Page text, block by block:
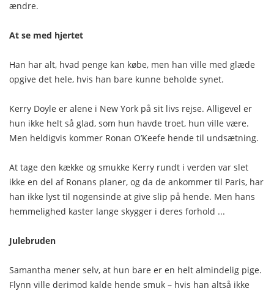
ændre.
At se med hjertet
Han har alt, hvad penge kan købe, men han ville med glæde
opgive det hele, hvis han bare kunne beholde synet.
Kerry Doyle er alene i New York på sit livs rejse. Alligevel er
hun ikke helt så glad, som hun havde troet, hun ville være.
Men heldigvis kommer Ronan O’Keefe hende til undsætning.
At tage den kække og smukke Kerry rundt i verden var slet
ikke en del af Ronans planer, og da de ankommer til Paris, har
han ikke lyst til nogensinde at give slip på hende. Men hans
hemmelighed kaster lange skygger i deres forhold ...
Julebruden
Samantha mener selv, at hun bare er en helt almindelig pige.
Flynn ville derimod kalde hende smuk – hvis han altså ikke